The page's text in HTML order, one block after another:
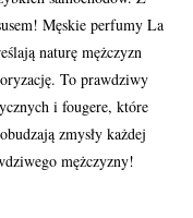
Męskie perfumy La
naturę mężczyzn
To prawdziwy
i fougere, które
zmysły każdej
mężczyzny!